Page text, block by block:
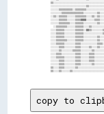
copy to